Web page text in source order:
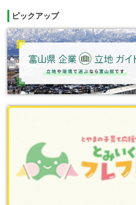
ピックアップ